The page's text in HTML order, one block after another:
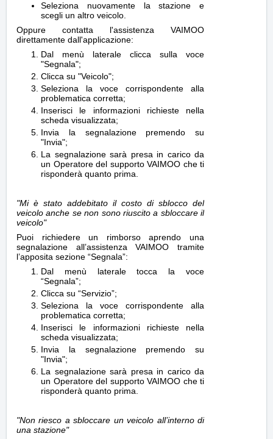
Seleziona nuovamente la stazione e
scegli un altro veicolo.
Oppure contatta l'assistenza VAIMOO
direttamente dall'applicazione:
Dal menù laterale clicca sulla voce
"Segnala";
Clicca su "Veicolo";
Seleziona la voce corrispondente alla
problematica corretta;
Inserisci le informazioni richieste nella
scheda visualizzata;
Invia la segnalazione premendo su
"Invia";
La segnalazione sarà presa in carico da
un Operatore del supporto VAIMOO che ti
risponderà quanto prima.
"Mi è stato addebitato il costo di sblocco del
veicolo anche se non sono riuscito a sbloccare il
veicolo"
Puoi richiedere un rimborso aprendo una
segnalazione all’assistenza VAIMOO tramite
l’apposita sezione “Segnala”:
Dal menù laterale tocca la voce
“Segnala”;
Clicca su “Servizio”;
Seleziona la voce corrispondente alla
problematica corretta;
Inserisci le informazioni richieste nella
scheda visualizzata;
Invia la segnalazione premendo su
"Invia";
La segnalazione sarà presa in carico da
un Operatore del supporto VAIMOO che ti
risponderà quanto prima.
"Non riesco a sbloccare un veicolo all’interno di
una stazione"